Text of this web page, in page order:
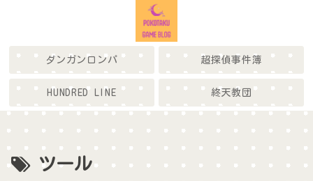
ダンガンロンパ 超探偵事件簿
HUNDRED LINE 終天教団
ツール